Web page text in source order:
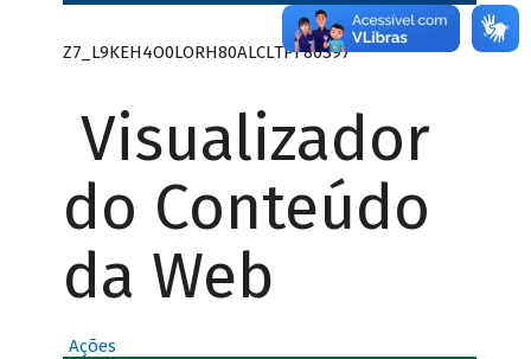
Z7_L9KEH4O0LORH80ALCLTPF80S97
Visualizador
do Conteúdo
da Web
Ações